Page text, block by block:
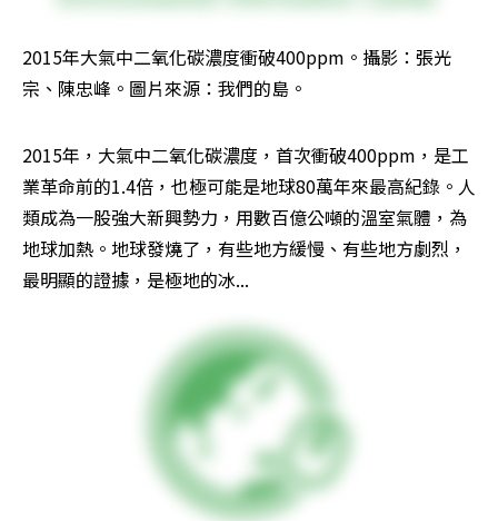
2015年大氣中二氧化碳濃度衝破400ppm。攝影：張光
宗、陳忠峰。圖片來源：我們的島。
2015年，大氣中二氧化碳濃度，首次衝破400ppm，是工
業革命前的1.4倍，也極可能是地球80萬年來最高紀錄。人
類成為一股強大新興勢力，用數百億公噸的溫室氣體，為
地球加熱。地球發燒了，有些地方緩慢、有些地方劇烈，
最明顯的證據，是極地的冰...